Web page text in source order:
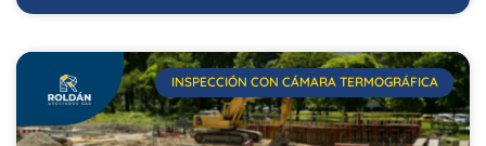
INSPECCIÓN CON CÁMARA TERMOGRÁFICA